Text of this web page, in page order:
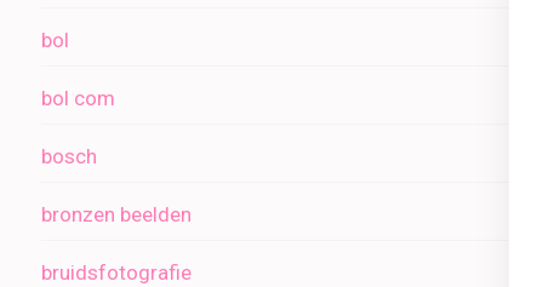
bol
bol com
bosch
bronzen beelden
bruidsfotografie